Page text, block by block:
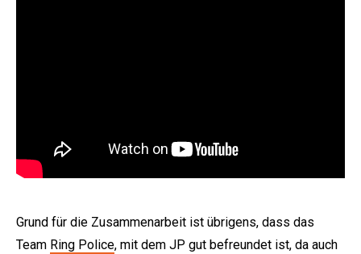
Grund für die Zusammenarbeit ist übrigens, dass das
Team Ring Police, mit dem JP gut befreundet ist, da auch